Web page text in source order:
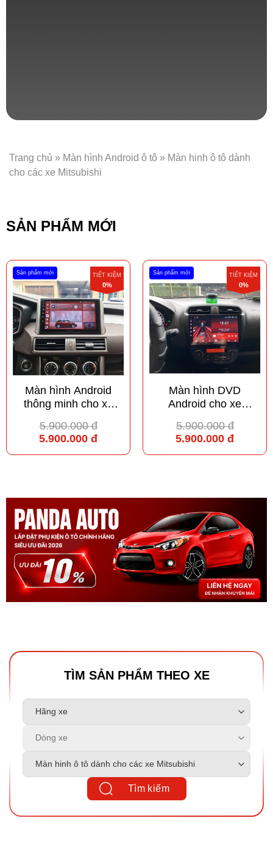
Trang chủ » Màn hình Android ô tô » Màn hinh ô tô dành
cho các xe Mitsubishi
SẢN PHẨM MỚI
Sản phẩm mới TIẾT KIỆM
0%
Màn hình Android
thông minh cho xe
5.900.000 đ
5.900.000 đ
Sản phẩm mới TIẾT KIỆM
0%
Màn hình DVD
Android cho xe
5.900.000 đ
5.900.000 đ
TÌM SẢN PHẨM THEO XE
Tìm kiếm